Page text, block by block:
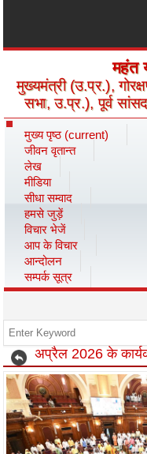
महंत
मुख्यमंत्री (उ.प्र.),
सभा, उ.प्र.), पूर्व
मुख्य पृष्ठ (current)
जीवन वृतान्त
लेख
मीडिया
सीधा सम्वाद
हमसे जुड़ें
विचार भेजें
आप के विचार
आन्दोलन
सम्पर्क सूत्र
अप्रैल 2026 के